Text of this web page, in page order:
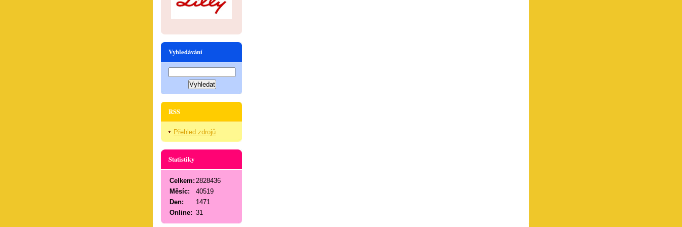
Vyhledávání
RSS
Přehled zdrojů
Statistiky
Online: 31
Celkem: 2828436
Měsíc:
40519
Den:
1471